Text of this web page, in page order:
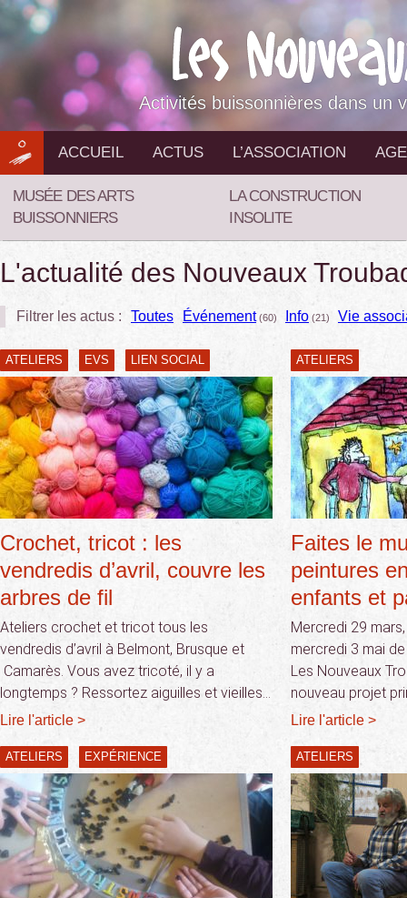
Aller
au
contenu
Activités buissonnières dans un
ACCUEIL ACTUS L’ASSOCIATION
MUSÉE DES ARTS
BUISSONNIERS
LA CONSTRUCTION
INSOLITE
L'actualité des Nouveaux
Filtrer les actus : Toutes Événement(60) Info (21) Vie
ATELIERS EVS LIEN SOCIAL
Crochet, tricot : les
vendredis d’avril, couvre les
arbres de fil
Ateliers crochet et tricot tous les
vendredis d’avril à Belmont, Brusque et
Camarès. Vous avez tricoté, il y a
longtemps ? Ressortez aiguilles et vieilles…
Lire l'article >
ATELIERS
Faites le
peintures
enfants et
Mercredi 29
mercredi 3 mai
Les Nouveaux
nouveau projet
Lire l'article >
ATELIERS EXPÉRIENCE ATELIERS